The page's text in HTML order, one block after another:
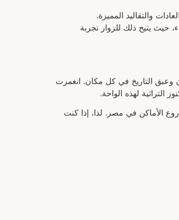
والتقاليد المميزة.
حيث يتيح ذلك للزوار تجربة
وعبق التاريخ في كل مكان. انغمرت
التراثية لهذه الواحة.
الأماكن في مصر. لذا، إذا كنت